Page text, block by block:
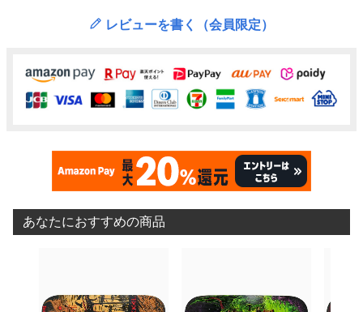
レビューを書く（会員限定）
あなたにおすすめの商品